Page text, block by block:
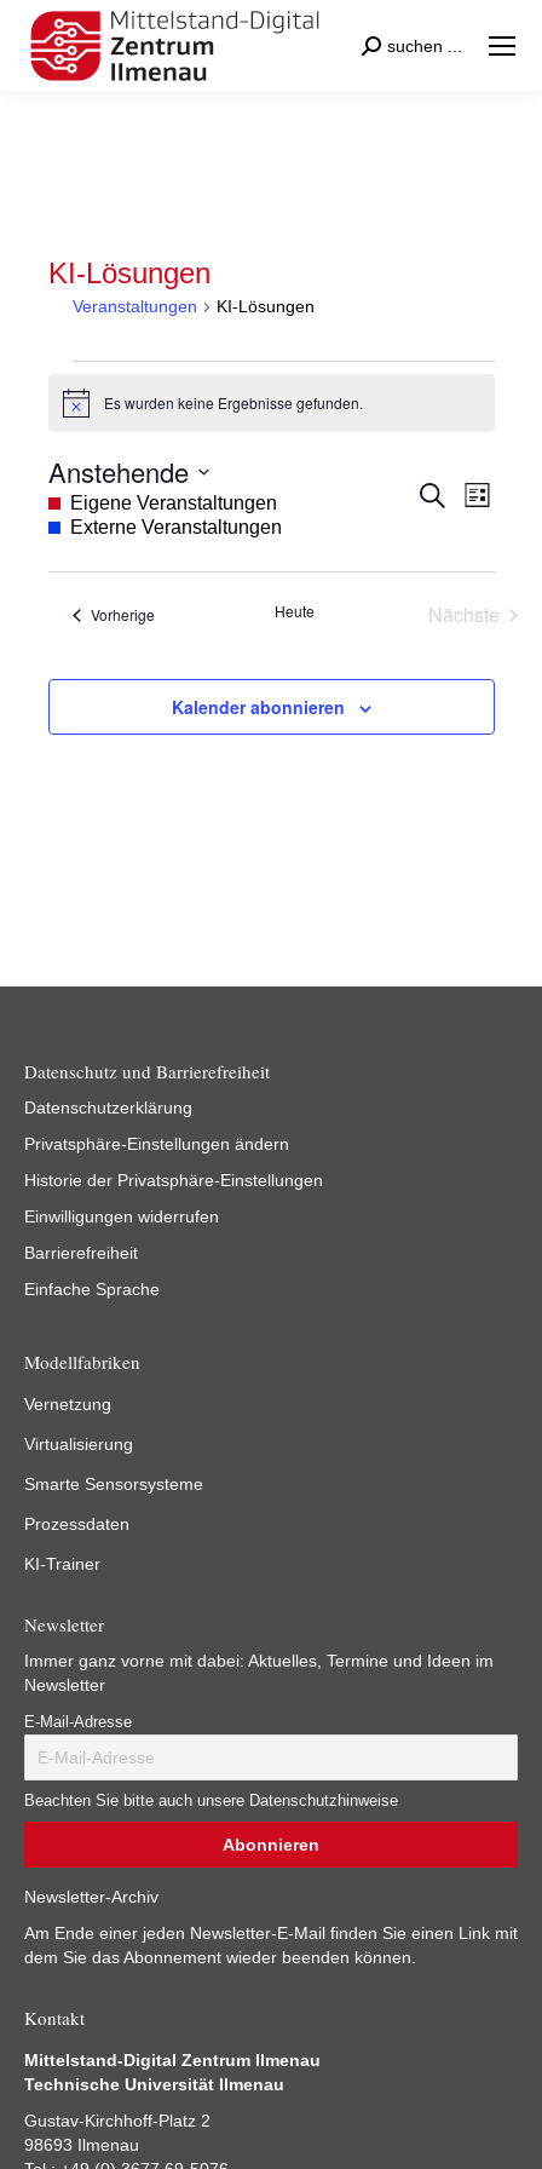
Search:
suchen ...
KI-Lösungen
Veranstaltungen KI-Lösungen
Veranstaltungen
HinweisEs wurden keine Ergebnisse gefunden.
und
Suche
Liste
Anstehende
Datum
wählen.
Eigene Veranstaltungen
Externe Veranstaltungen
VorherigeVeranstaltungen Heute
Nächste
Kalender abonnieren
Datenschutz und Barrierefreiheit
Datenschutzerklärung
Privatsphäre-Einstellungen ändern
Historie der Privatsphäre-Einstellungen
Einwilligungen widerrufen
Barrierefreiheit
Einfache Sprache
Modellfabriken
Vernetzung
Virtualisierung
Smarte Sensorsysteme
Prozessdaten
KI-Trainer
Newsletter
Immer ganz vorne mit dabei: Aktuelles, Termine und Ideen im
Newsletter
E-Mail-Adresse
Beachten Sie bitte auch unsere Datenschutzhinweise
Newsletter-Archiv
Am Ende einer jeden Newsletter-E-Mail finden Sie einen Link mit
dem Sie das Abonnement wieder beenden können.
Kontakt
Mittelstand-Digital Zentrum Ilmenau
Technische Universität Ilmenau
Gustav-Kirchhoff-Platz 2
98693 Ilmenau